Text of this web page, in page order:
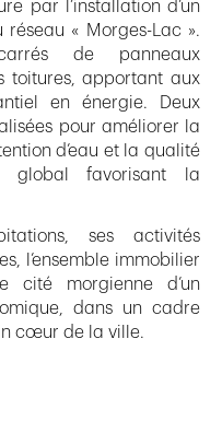
par l’installation d’un
« Morges-Lac ».
de panneaux
toitures, apportant aux
en énergie. Deux
pour améliorer la
d’eau et la qualité
global favorisant la
ses activités
l’ensemble immobilier
cité morgienne d’un
dans un cadre
cœur de la ville.